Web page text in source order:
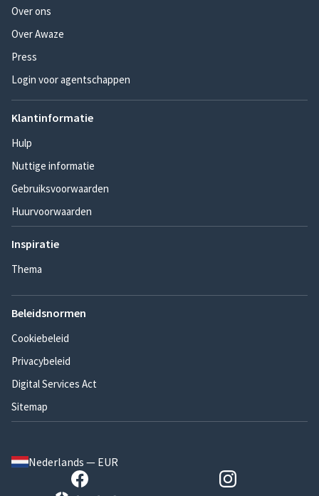
Over ons
Over Awaze
Press
Login voor agentschappen
Klantinformatie
Hulp
Nuttige informatie
Gebruiksvoorwaarden
Huurvoorwaarden
Inspiratie
Thema
Beleidsnormen
Cookiebeleid
Privacybeleid
Digital Services Act
Sitemap
Nederlands — EUR